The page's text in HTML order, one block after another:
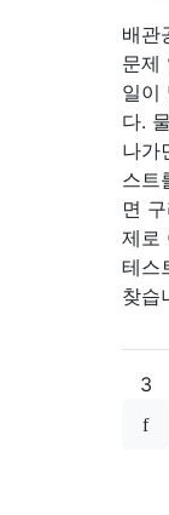
배관
문제
일이
다.
나가
스트
면
제로
테스
찾습
3